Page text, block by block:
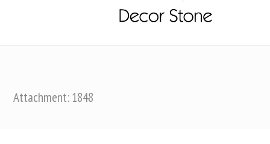
Attachment: 1848